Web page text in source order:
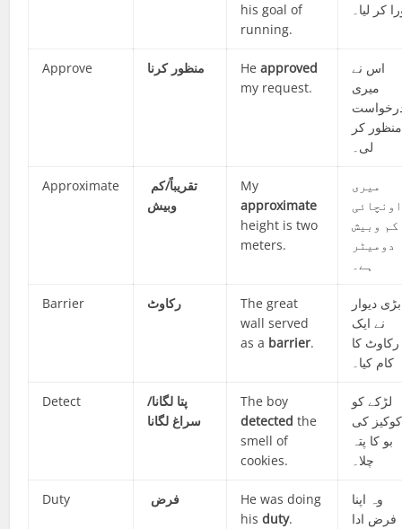
his goal of
running.
کر لیا۔
Approve منظور کرنا Heapproved
my request.
اس نے
میری
منظور کر
لی۔
Approximate
تقریباً/کم
وبیش
My
approximate
height is two
meters.
میری
اونچائی
کم وبیش
دومیٹر
ہے۔
Barrier رکاوٹ
The great
wall served
as a barrier.
بڑی دیوار
نے ایک
رکاوٹ کا
کام کیا۔
Detect
پتا لگانا/
سراغ لگانا
The boy
detected the
smell of
cookies.
لڑکے کو
کوکیز کی
بو کا پتہ
چلا۔
Duty فرض
He was doing
hisduty.
وہ اپنا
فرض ادا